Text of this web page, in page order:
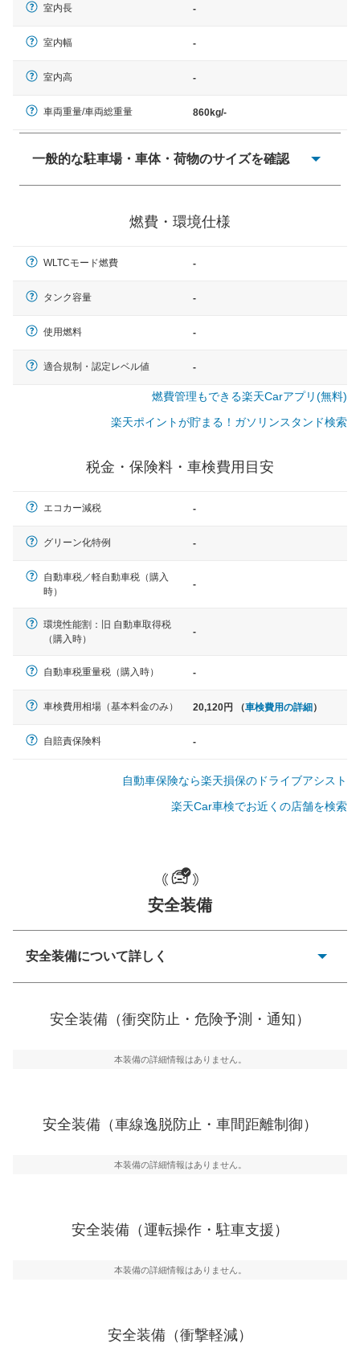
室内長 -
室内幅 -
室内高 -
車両重量/車両総重量 860kg/-
一般的な駐車場・車体・荷物のサイズを確認
× 長さ 5,000mm 車路幅 5,000mmというサイズが標準値
ノア、セレナ、プリウス、カロー
ラ、ステップワゴン など
大型車
クラウン、アルファード、フォレ
カD:5 など
燃費・環境仕様
WLTCモード燃費 -
タンク容量 -
使用燃料 -
適合規制・認定レベル値 -
燃費管理もできる楽天Carアプリ(無料)
楽天ポイントが貯まる！ガソリンスタンド検索
税金・保険料・車検費用目安
エコカー減税 -
グリーン化特例 -
自動車税／軽自動車税（購入
時）
-
環境性能割：旧 自動車取得税
（購入時）
-
自動車税重量税（購入時） -
車検費用相場（基本料金のみ） 20,120円 （車検費用の詳細）
自賠責保険料 -
自動車保険なら楽天損保のドライブアシスト
楽天Car車検でお近くの店舗を検索
安全装備
安全装備について詳しく
ーキアシスト、ABSなどが装備されています。
車線逸脱防止
車線のはみだしやふらつきを防止するためにレーンキー
運転・駐車支援
グ・アシストやサイドブラインドモニターなどが装備さ
万が一車体が衝撃を受けたときに、運転者・同乗者を守
るSRSエアバッグシステム、プリテンショナーシートベ
安全装備（衝突防止・危険予測・通知）
本装備の詳細情報はありません。
安全装備（車線逸脱防止・車間距離制御）
本装備の詳細情報はありません。
安全装備（運転操作・駐車支援）
本装備の詳細情報はありません。
安全装備（衝撃軽減）